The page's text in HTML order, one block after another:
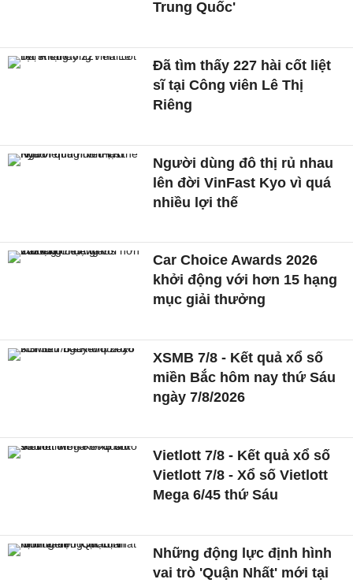
Trung Quốc'
Đã tìm thấy 227 hài cốt liệt
sĩ tại Công viên Lê Thị
Riêng
Người dùng đô thị rủ nhau
lên đời VinFast Kyo vì quá
nhiều lợi thế
Car Choice Awards 2026
khởi động với hơn 15 hạng
mục giải thưởng
XSMB 7/8 - Kết quả xổ số
miền Bắc hôm nay thứ Sáu
ngày 7/8/2026
Vietlott 7/8 - Kết quả xổ số
Vietlott 7/8 - Xổ số Vietlott
Mega 6/45 thứ Sáu
Những động lực định hình
vai trò 'Quận Nhất' mới tại